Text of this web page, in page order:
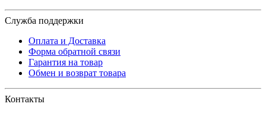
Служба поддержки
Оплата и Доставка
Форма обратной связи
Гарантия на товар
Обмен и возврат товара
Контакты